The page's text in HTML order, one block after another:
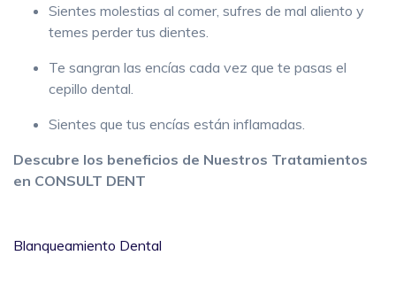
Sientes molestias al comer, sufres de mal aliento y
temes perder tus dientes.
Te sangran las encías cada vez que te pasas el
cepillo dental.
Sientes que tus encías están inflamadas.
Descubre los beneficios de Nuestros Tratamientos
en CONSULT DENT
Blanqueamiento Dental